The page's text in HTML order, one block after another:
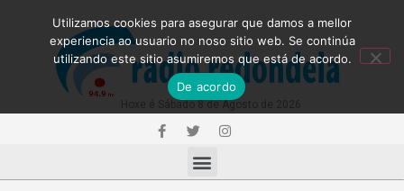
Utilizamos cookies para asegurar que damos a mellor
experiencia ao usuario no noso sitio web. Se continúa
utilizando este sitio asumiremos que está de acordo.
De acordo